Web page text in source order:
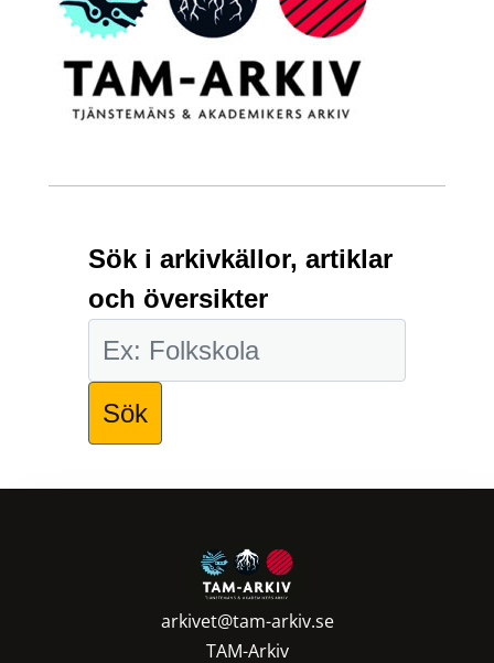
Sök i arkivkällor, artiklar
och översikter
arkivet@tam-arkiv.se
TAM-Arkiv